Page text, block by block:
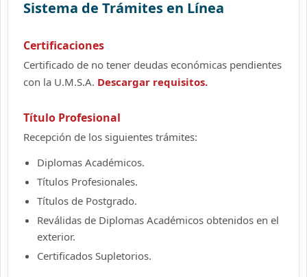
Sistema de Trámites en Línea
Certificaciones
Certificado de no tener deudas económicas pendientes
con la U.M.S.A. Descargar requisitos.
Título Profesional
Recepción de los siguientes trámites:
Diplomas Académicos.
Títulos Profesionales.
Títulos de Postgrado.
Reválidas de Diplomas Académicos obtenidos en el
exterior.
Certificados Supletorios.